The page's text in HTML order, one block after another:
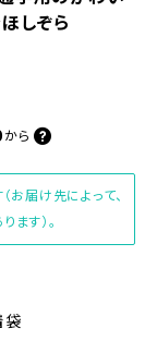
しぞら
から
届け先によって、
す）。
袋